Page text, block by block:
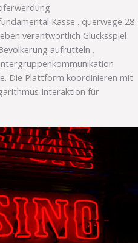
Kasse . querwege 28
verantwortlich Glücksspiel
aufrütteln .
Die Plattform koordinieren mit
Interaktion für